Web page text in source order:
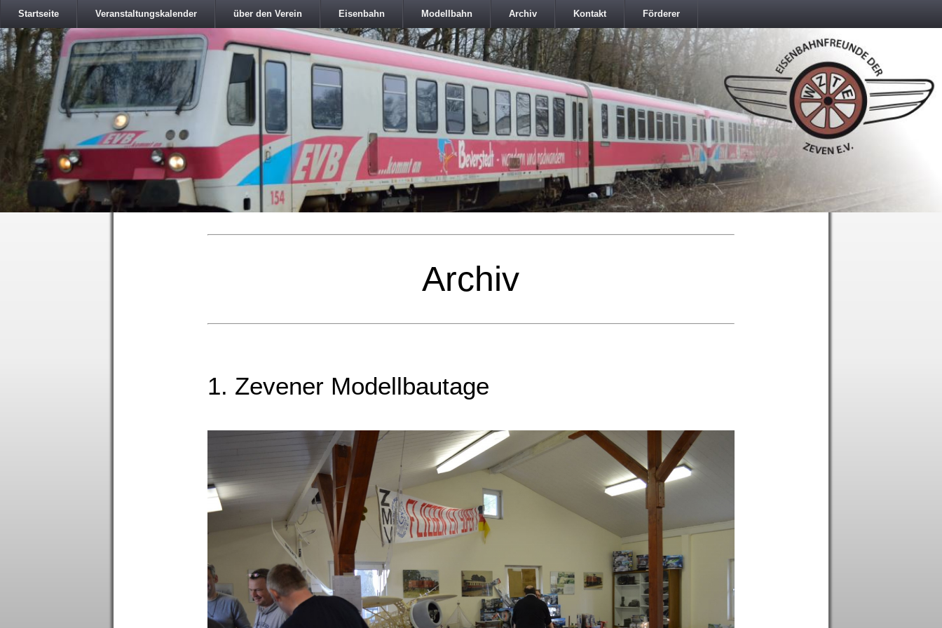
Startseite Veranstaltungskalender über den Verein Eisenbahn Modellbahn Archiv Kontakt Förderer
Archiv
1. Zevener Modellbautage